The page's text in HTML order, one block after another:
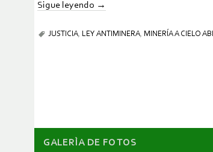
Sigue leyendo →
JUSTICIA, LEY ANTIMINERA, MINERÍA A CIELO
GALERÌA DE FOTOS